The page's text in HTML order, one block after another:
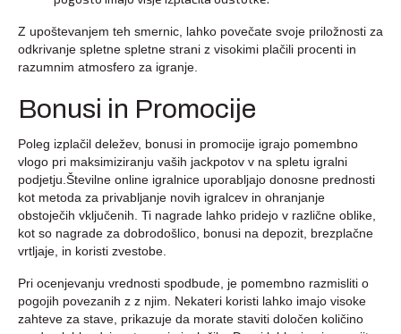
Z upoštevanjem teh smernic, lahko povečate svoje priložnosti za
odkrivanje spletne spletne strani z visokimi plačili procenti in
razumnim atmosfero za igranje.
Bonusi in Promocije
Poleg izplačil deležev, bonusi in promocije igrajo pomembno
vlogo pri maksimiziranju vaših jackpotov v na spletu igralni
podjetju.Številne online igralnice uporabljajo donosne prednosti
kot metoda za privabljanje novih igralcev in ohranjanje
obstoječih vključenih. Ti nagrade lahko pridejo v različne oblike,
kot so nagrade za dobrodošlico, bonusi na depozit, brezplačne
vrtljaje, in koristi zvestobe.
Pri ocenjevanju vrednosti spodbude, je pomembno razmisliti o
pogojih povezanih z z njim. Nekateri koristi lahko imajo visoke
zahteve za stave, prikazuje da morate staviti določen količino